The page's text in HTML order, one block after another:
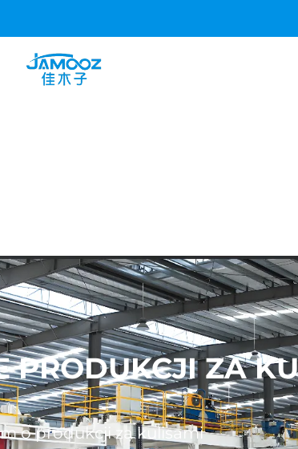
PRODUKCJI ZA
o produkcji za kulisami